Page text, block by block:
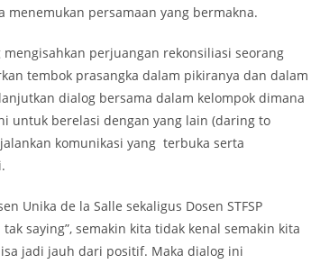
persamaan yang bermakna.
perjuangan rekonsiliasi seorang
tembok prasangka dalam pikiranya dan dalam
dialog bersama dalam kelompok dimana
untuk berelasi dengan yang lain (daring to
komunikasi yang terbuka serta
Unika de la Salle sekaligus Dosen STFSP
saying”, semakin kita tidak kenal semakin kita
jadi jauh dari positif. Maka dialog ini